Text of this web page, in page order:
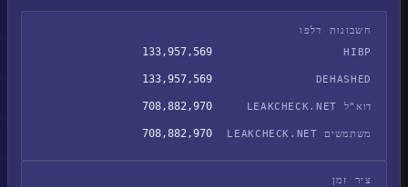
חשבונות דלפו
HIBP
133,957,569
DEHASHED
133,957,569
דוא"ל LEAKCHECK.NET 708,882,970
משתמשים LEAKCHECK.NET 708,882,970
ציר זמן